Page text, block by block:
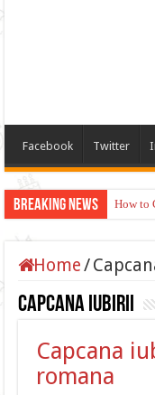
Facebook Twitter
Breaking News How to
Home/
Capcana iubirii
Capcana
romana